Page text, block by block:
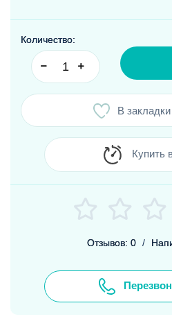
Количество:
В закладки
Купить
Отзывов: 0 /